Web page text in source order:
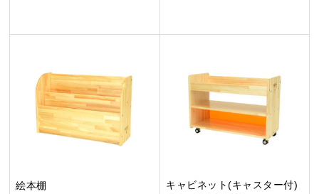
絵本棚 キャビネット(キャスター付)